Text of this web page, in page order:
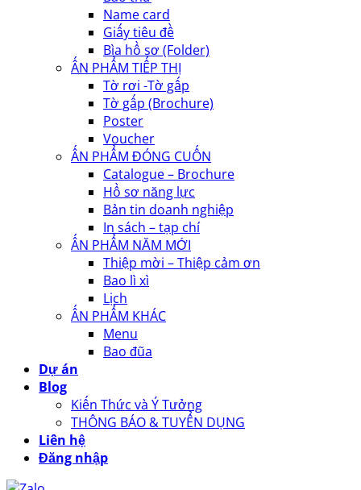
Name card
Giấy tiêu đề
Bìa hồ sơ (Folder)
ẤN PHẨM TIẾP THỊ
Tờ rơi -Tờ gấp
Tờ gấp (Brochure)
Poster
Voucher
ẤN PHẨM ĐÓNG CUỐN
Catalogue – Brochure
Hồ sơ năng lực
Bản tin doanh nghiệp
In sách – tạp chí
ẤN PHẨM NĂM MỚI
Thiệp mời – Thiệp cảm ơn
Bao lì xì
Lịch
ẤN PHẨM KHÁC
Menu
Bao đũa
Dự án
Blog
Kiến Thức và Ý Tưởng
THÔNG BÁO & TUYỂN DỤNG
Liên hệ
Đăng nhập